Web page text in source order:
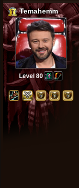
Temahemm
Level 80